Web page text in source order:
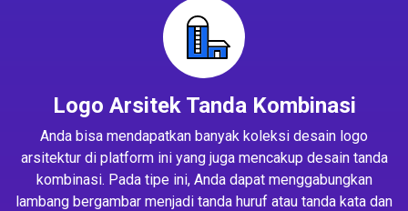
Logo Arsitek Tanda Kombinasi
Anda bisa mendapatkan banyak koleksi desain logo
arsitektur di platform ini yang juga mencakup desain tanda
kombinasi. Pada tipe ini, Anda dapat menggabungkan
lambang bergambar menjadi tanda huruf atau tanda kata dan